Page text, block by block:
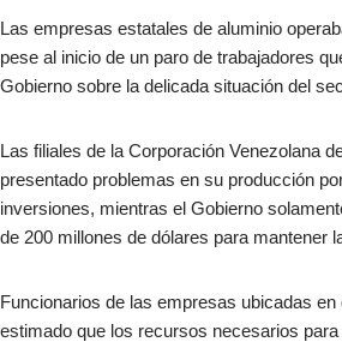
Las empresas estatales de aluminio
pese al inicio de un paro de trabajadores
Gobierno sobre la delicada situación del
Las filiales de la Corporación Venezolana
presentado problemas en su producción
inversiones, mientras el Gobierno
de 200 millones de dólares para mantener
Funcionarios de las empresas ubicadas
estimado que los recursos necesarios